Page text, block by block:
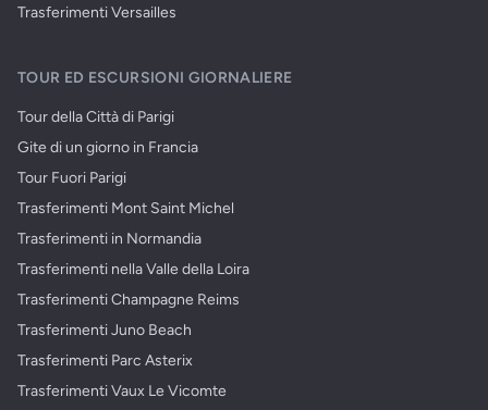
Trasferimenti Versailles
TOUR ED ESCURSIONI GIORNALIERE
Tour della Città di Parigi
Gite di un giorno in Francia
Tour Fuori Parigi
Trasferimenti Mont Saint Michel
Trasferimenti in Normandia
Trasferimenti nella Valle della Loira
Trasferimenti Champagne Reims
Trasferimenti Juno Beach
Trasferimenti Parc Asterix
Trasferimenti Vaux Le Vicomte